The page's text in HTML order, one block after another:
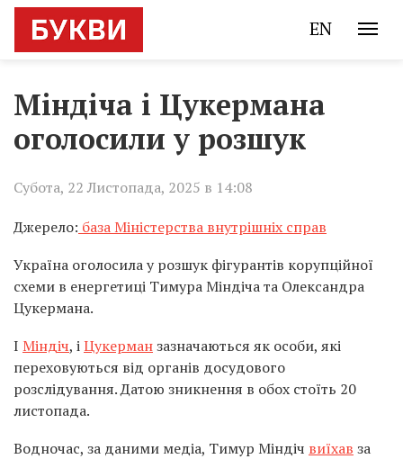
EN
Міндіча і Цукермана
оголосили у розшук
Субота, 22 Листопада, 2025 в 14:08
Джерело: база Міністерства внутрішніх справ
Україна оголосила у розшук фігурантів корупційної
схеми в енергетиці Тимура Міндіча та Олександра
Цукермана.
І Міндіч, іЦукерманзазначаються як особи, які
переховуються від органів досудового
розслідування. Датою зникнення в обох стоїть 20
листопада.
Водночас, за даними медіа, Тимур Міндіч виїхав за